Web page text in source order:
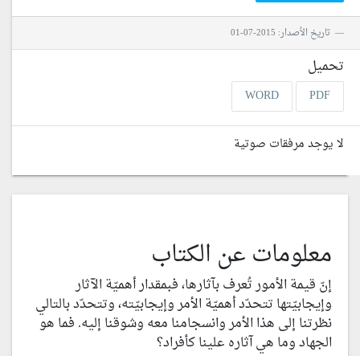
تاريخ الأصدار: 2015-07-01
تحميل
PDF
WORD
لا يوجد مرفقات صوتية
معلومات عن الكتاب
إنّ قيمة الأمور تُعرف بآثارها، فبمقدار أهميّة الآثار
وإيجابيّتها تتحدّد أهميّة الأمر وإيجابيّته، وتتحدّد بالتالي
نظرتنا إلى هذا الأمر وانسجامنا معه وشوقنا إليه. فما هو
الجهاد وما هي آثاره علينا كأفراد؟